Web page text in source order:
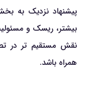
پیشنهاد نزدیک به
بیشتر، ریسک و
نقش مستقیم تر در
همراه باشد.